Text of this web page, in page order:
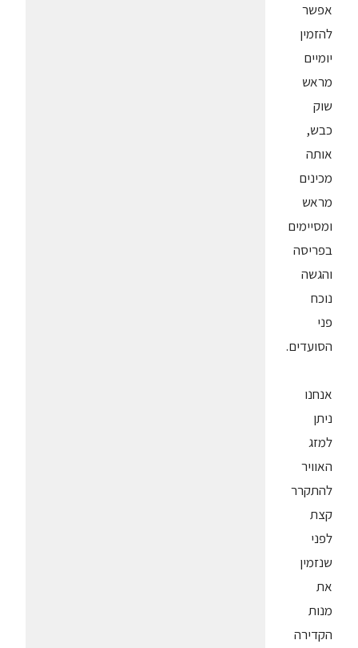
אפשר
להזמין
יומיים
מראש
שוק
כבש,
אותה
מכינים
מראש
ומסיימים
בפריסה
והגשה
נוכח
פני
הסועדים.
אנחנו
ניתן
למזג
האוויר
להתקרר
קצת
לפני
שנזמין
את
מנות
הקדירה